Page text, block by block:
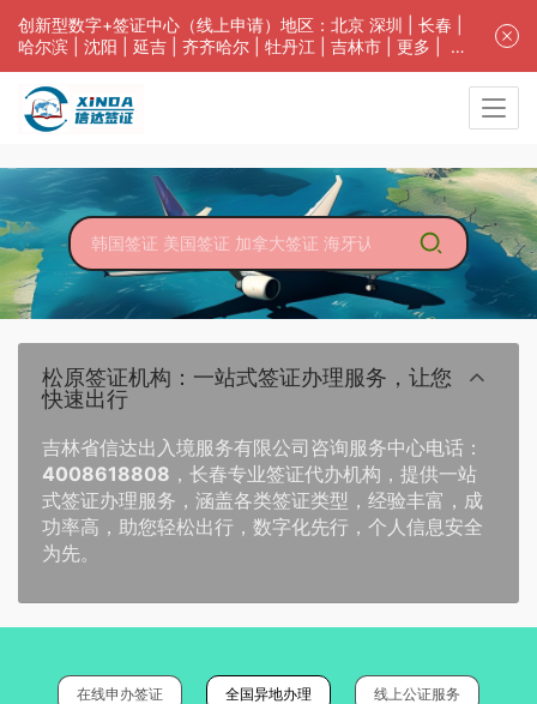
松原签证机构：一站式签证办理服务，让您
快速出行
吉林省信达出入境服务有限公司咨询服务中心电话：
4008618808 ，长春专业签证代办机构，提供一站
式签证办理服务，涵盖各类签证类型，经验丰富，成
功率高，助您轻松出行，数字化先行，个人信息安全
为先。
在线申办签证 全国异地办理 线上公证服务
创新型数字+签证中心（线上申请）地区： 北京 深圳 长春
哈尔滨
沈阳 延吉 齐齐哈尔 | 牡丹江 | 吉林市 | 更多 | 客
服中心
中青旅信达联合签证中心咨询电话：4008618808。专业留学
签证 商务签证 探亲签证 旅游签证 涉外公证 外交部认证 单
（双认证），
；
构：信达出入境服务有限公司/中青国际旅行社有限公司.专
业：留学签证 商务签证 探亲签证 旅游签证 涉外公证 外交部
认证 单（双认证），海牙认证。